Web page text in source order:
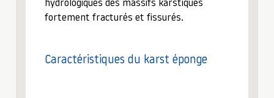
hydrologiques des massifs karstiques
fortement fracturés et fissurés.
Caractéristiques du karst éponge